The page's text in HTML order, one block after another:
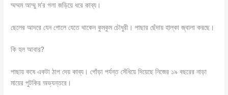
ম্মম্মম আম্মু ম’র গলা জড়িয়ে ধরে কাব্য।
ছেলের আদরে যেন গোলে যেতে থাকেন কুমকুম চৌধুরী। পাছার ছেঁদায় হাল্কা জ্বালা করছে।
কি হল আবার?
পাছায় কষে একটা ঠাপ দেয় কাব্য। গোঁড়া পর্যন্ত সেঁধিয়ে দিয়েছে নিজের ১৯ বছরের নাড়া
মায়ের পুটকির অভ্যন্তরে।